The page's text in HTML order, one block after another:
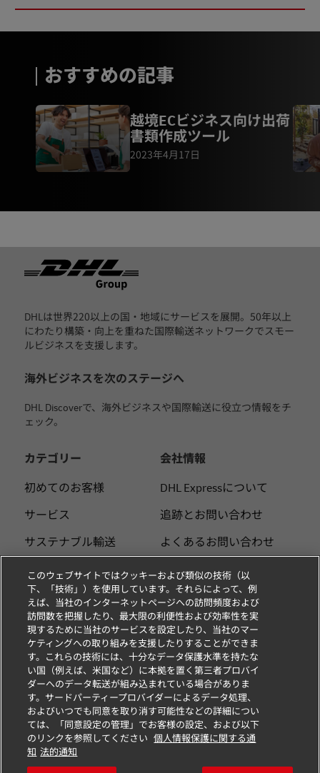
おすすめの記事
越境ECビジネス向け出荷
書類作成ツール
2023年4月17日
フッター
DHLは世界220以上の国・地域にサービスを展開。50年以上
にわたり構築・向上を重ねた国際輸送ネットワークでスモー
ルビジネスを支援します。
海外ビジネスを次のステージへ
DHL Discoverで、海外ビジネスや国際輸送に役立つ情報をチ
ェック。
カテゴリー
初めてのお客様
サービス
サステナブル輸送
発送ヒント
物流インサイト
スモールビジネス
Eコマース
お知らせ
会社情報
DHL Expressについて
追跡とお問い合わせ
よくあるお問い合わせ
プレスセンター
サステナビリティ
法務情報
利用規約
個人情報の取扱い
Cookieの設定
フォローする
このウェブサイトではクッキーおよび類似の技術（以
下、「技術」）を使用しています。それらによって、例
えば、当社のインターネットページへの訪問頻度および
訪問数を把握したり、最大限の利便性および効率性を実
現するために当社のサービスを設定したり、当社のマー
ケティングへの取り組みを支援したりすることができま
す。これらの技術には、十分なデータ保護水準を持たな
い国（例えば、米国など）に本拠を置く第三者プロバイ
ダーへのデータ転送が組み込まれている場合がありま
す。サードパーティープロバイダーによるデータ処理、
およびいつでも同意を取り消す可能性などの詳細につい
ては、「同意設定の管理」でお客様の設定、および以下
のリンクを参照してください 個人情報保護に関する通
知 法的通知